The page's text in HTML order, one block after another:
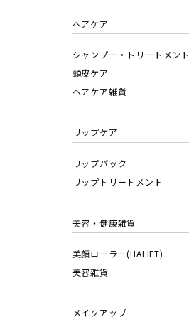
ヘアケア
シャンプー・トリートメント
頭皮ケア
ヘアケア雑貨
リップケア
リップパック
リップトリートメント
美容・健康雑貨
美顔ローラー(HALIFT)
美容雑貨
メイクアップ